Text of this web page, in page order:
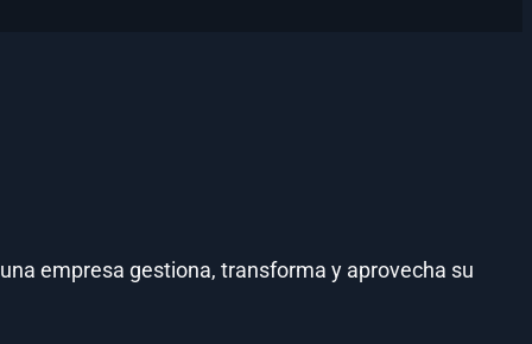
empresa gestiona, transforma y aprovecha su